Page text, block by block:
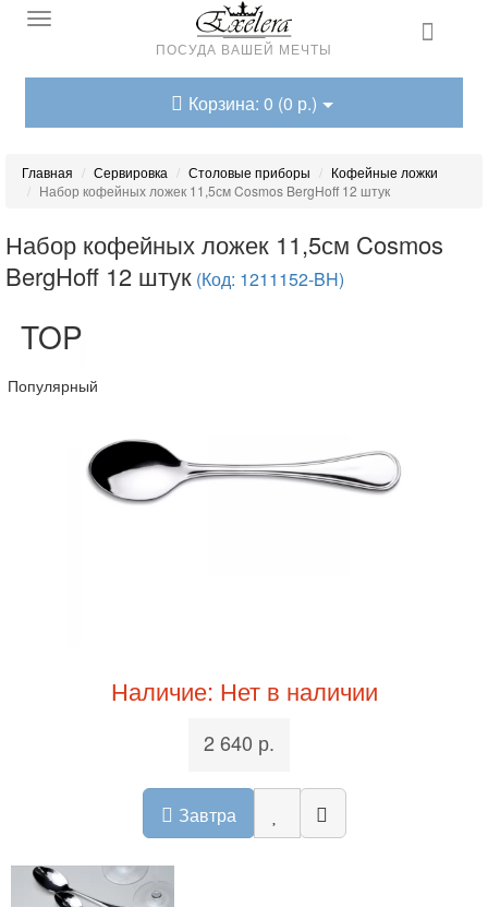
ПОСУДА ВАШЕЙ МЕЧТЫ
Корзина: 0 (0 р.)
Главная Сервировка Столовые приборы
Кофейные ложки
Набор кофейных ложек 11,5см Cosmos BergHoff 12 штук
Набор кофейных ложек 11,5см Cosmos
BergHoff 12 штук (Код: 1211152-BH)
TOP
Популярный
Наличие: Нет в наличии
2 640 р.
Завтра